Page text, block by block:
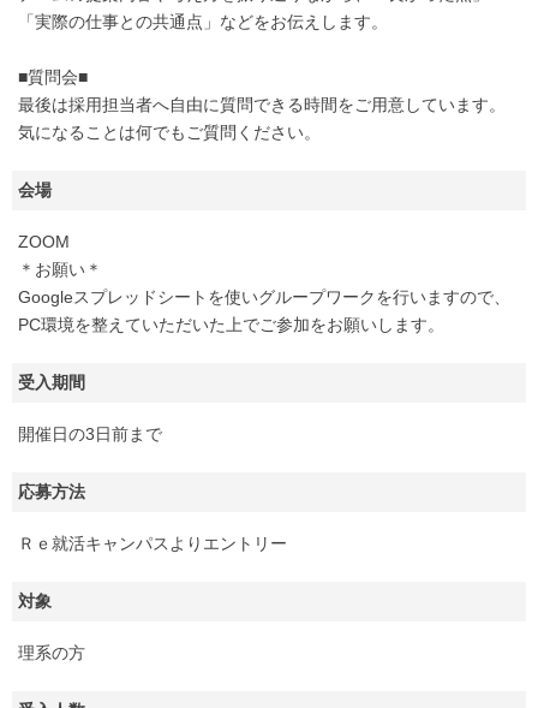
「実際の仕事との共通点」などをお伝えします。
■質問会■
最後は採用担当者へ自由に質問できる時間をご用意しています。
気になることは何でもご質問ください。
会場
ZOOM
＊お願い＊
Googleスプレッドシートを使いグループワークを行いますので、
PC環境を整えていただいた上でご参加をお願いします。
受入期間
開催日の3日前まで
応募方法
Ｒｅ就活キャンパスよりエントリー
対象
理系の方